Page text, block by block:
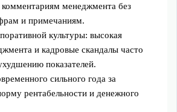
комментариям менеджмента без
и примечаниям.
культуры: высокая
и кадровые скандалы часто
показателей.
сильного года за
рентабельности и денежного